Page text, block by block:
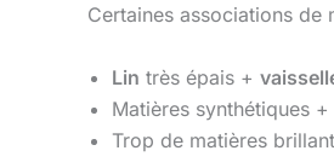
Certaines associations de
Lin très épais +
Matières synthétiques +
Trop de matières